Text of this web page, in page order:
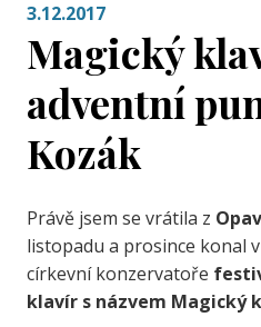
3.12.2017
Magický
adventní
Kozák
Právě jsem se vrátila z
listopadu a prosince konal
církevní konzervatoře
klavír s názvem Magický